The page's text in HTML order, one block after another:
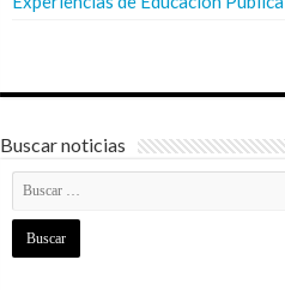
Buscar noticias